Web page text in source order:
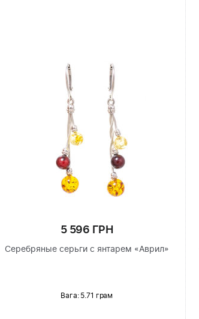
5 596 ГРН
Серебряные серьги с янтарем «Аврил»
Вага: 5.71 грам